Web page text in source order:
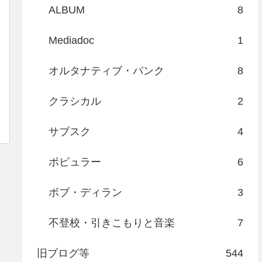
ALBUM 8
Mediadoc 1
オルタナティブ・パンク 8
クラシカル 2
サブスク 4
ポピュラー 6
ボブ・ディラン 3
不登校・引きこもりと音楽 7
旧ブログ等 544